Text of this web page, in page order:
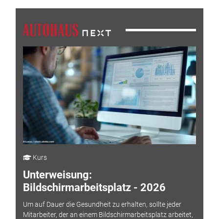
Kurs
Unterweisung:
Bildschirmarbeitsplatz - 2026
Um auf Dauer die Gesundheit zu erhalten, sollte jeder
Mitarbeiter, der an einem Bildschirmarbeitsplatz arbeitet,